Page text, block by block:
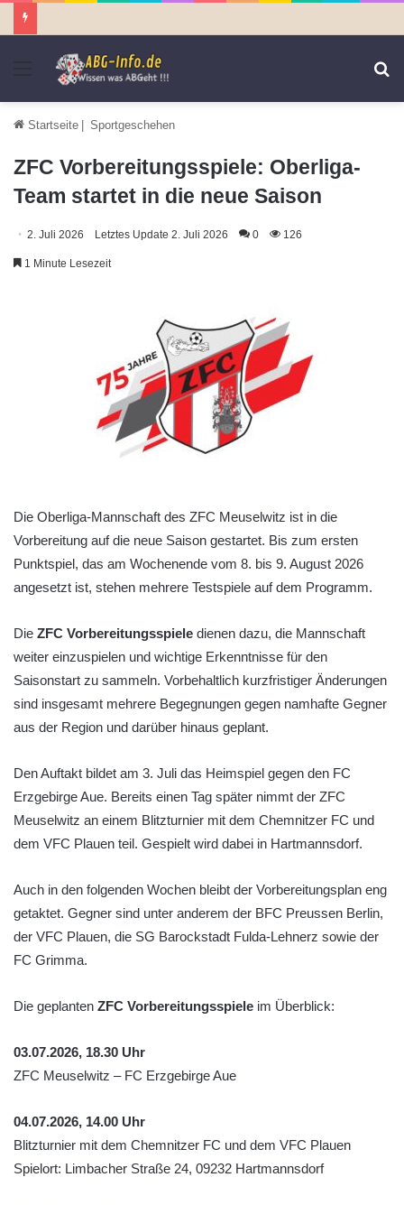
Menü
Startseite | Sportgeschehen
ZFC Vorbereitungsspiele: Oberliga-
Team startet in die neue Saison
2. Juli 2026 Letztes Update 2. Juli 2026 0 126
1 Minute Lesezeit
Die Oberliga-Mannschaft des ZFC Meuselwitz ist in die
Vorbereitung auf die neue Saison gestartet. Bis zum ersten
Punktspiel, das am Wochenende vom 8. bis 9. August 2026
angesetzt ist, stehen mehrere Testspiele auf dem Programm.
Die ZFC Vorbereitungsspiele dienen dazu, die Mannschaft
weiter einzuspielen und wichtige Erkenntnisse für den
Saisonstart zu sammeln. Vorbehaltlich kurzfristiger Änderungen
sind insgesamt mehrere Begegnungen gegen namhafte Gegner
aus der Region und darüber hinaus geplant.
Den Auftakt bildet am 3. Juli das Heimspiel gegen den FC
Erzgebirge Aue. Bereits einen Tag später nimmt der ZFC
Meuselwitz an einem Blitzturnier mit dem Chemnitzer FC und
dem VFC Plauen teil. Gespielt wird dabei in Hartmannsdorf.
Auch in den folgenden Wochen bleibt der Vorbereitungsplan eng
getaktet. Gegner sind unter anderem der BFC Preussen Berlin,
der VFC Plauen, die SG Barockstadt Fulda-Lehnerz sowie der
FC Grimma.
Die geplanten ZFC Vorbereitungsspiele im Überblick:
03.07.2026, 18.30 Uhr
ZFC Meuselwitz – FC Erzgebirge Aue
04.07.2026, 14.00 Uhr
Blitzturnier mit dem Chemnitzer FC und dem VFC Plauen
Spielort: Limbacher Straße 24, 09232 Hartmannsdorf